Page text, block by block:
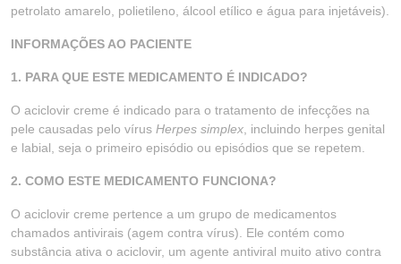
petrolato amarelo, polietileno, álcool etílico e água para injetáveis).
INFORMAÇÕES AO PACIENTE
1. PARA QUE ESTE MEDICAMENTO É INDICADO?
O aciclovir creme é indicado para o tratamento de infecções na
pele causadas pelo vírus Herpes simplex , incluindo herpes genital
e labial, seja o primeiro episódio ou episódios que se repetem.
2. COMO ESTE MEDICAMENTO FUNCIONA?
O aciclovir creme pertence a um grupo de medicamentos
chamados antivirais (agem contra vírus). Ele contém como
substância ativa o aciclovir, um agente antiviral muito ativo contra